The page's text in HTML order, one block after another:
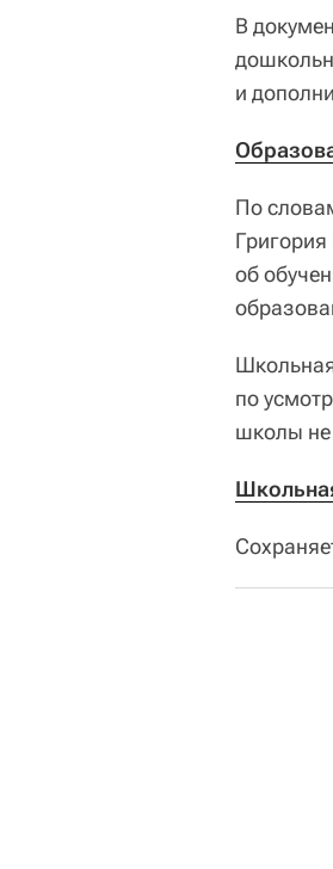
В
и
По
об
по
школы не